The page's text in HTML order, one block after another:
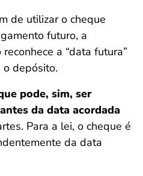
de utilizar o cheque
futuro, a
a “data futura”
depósito.
pode, sim, ser
da data acordada
Para a lei, o cheque é
da data